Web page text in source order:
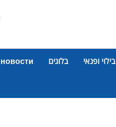
בילוי ופנאי בלוגים новости